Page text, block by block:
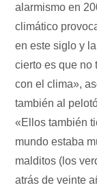
alarmismo en
climático
en este siglo y
cierto es que no
con el clima»,
también al
«Ellos también
mundo estaba
malditos (los
atrás de veinte